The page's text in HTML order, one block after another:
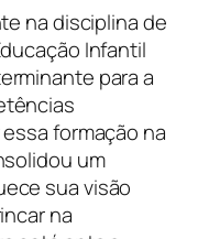
na disciplina de
Infantil
para a
formação na
um
sua visão
na